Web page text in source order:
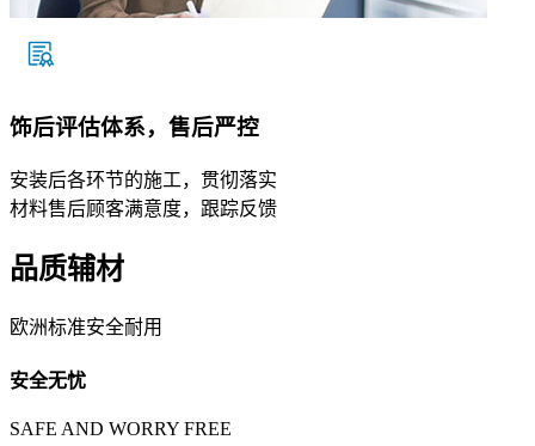
饰后评估体系，售后严控
安装后各环节的施工，贯彻落实
材料售后顾客满意度，跟踪反馈
品质辅材
欧洲标准安全耐用
安全无忧
SAFE AND WORRY FREE